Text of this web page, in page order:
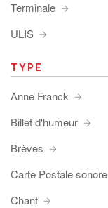
Terminale
ULIS
TYPE
Anne Franck
Billet d'humeur
Brèves
Carte Postale sonore
Chant